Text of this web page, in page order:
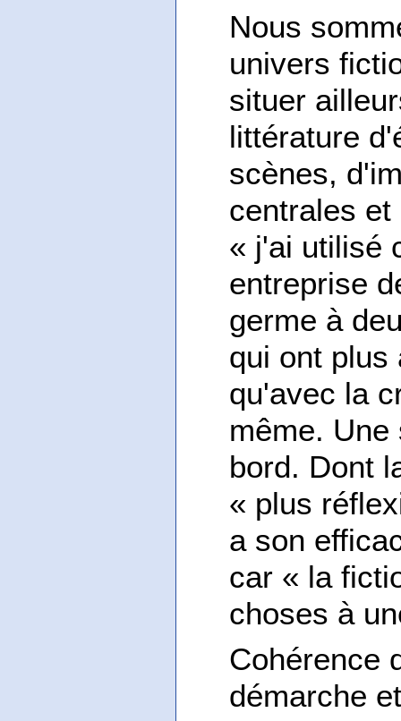
Nous
univers
situer
littérature
scènes,
centrales
« j'ai utilisé
entreprise
germe à
qui ont plus
qu'avec la
même.
bord. Dont
« plus
a son
car « la
choses à
Cohérence
démarche